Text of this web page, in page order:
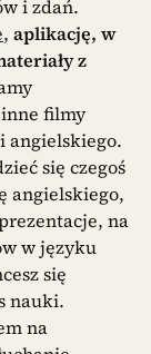
i zdań.
, aplikację, w
z
filmy
angielskiego.
się czegoś
angielskiego,
na
w języku
się
nauki.
na